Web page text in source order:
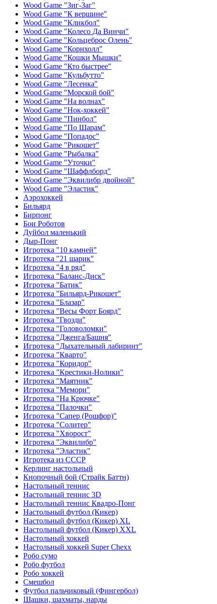
Wood Game "Зиг-Заг"
Wood Game "К вершине"
Wood Game "Кликбол"
Wood Game "Колесо Да Винчи"
Wood Game "Кольцеброс Олень"
Wood Game "Корнхолл"
Wood Game "Кошки Мышки"
Wood Game "Кто быстрее"
Wood Game "Кульбутто"
Wood Game "Лесенка"
Wood Game "Морской бой"
Wood Game "На волнах"
Wood Game "Нок-хоккей"
Wood Game "Пинбол"
Wood Game "По Шарам"
Wood Game "Попадос"
Wood Game "Рикошет"
Wood Game "Рыбалка"
Wood Game "Уточки"
Wood Game "Шаффлборд"
Wood Game "Эквилибр двойной"
Wood Game "Эластик"
Аэрохоккей
Бильярд
Бирпонг
Бои Роботов
Дуйбол маленький
Дыр-Понг
Игротека "10 камней"
Игротека "21 шарик"
Игротека "4 в ряд"
Игротека "Баланс-Диск"
Игротека "Батик"
Игротека "Бильярд-Рикошет"
Игротека "Блазар"
Игротека "Весы Форт Боярд"
Игротека "Гвозди"
Игротека "Головоломки"
Игротека "Дженга/Башня"
Игротека "Дыхательный лабиринт"
Игротека "Кварто"
Игротека "Коридор"
Игротека "Крестики-Нолики"
Игротека "Маятник"
Игротека "Мемори"
Игротека "На Крючке"
Игротека "Палочки"
Игротека "Сапер (Рошфор)"
Игротека "Солитер"
Игротека "Хворост"
Игротека "Эквилибр"
Игротека "Эластик"
Игротека из СССР
Керлинг настольный
Кнопочный бой (Страйк Баттн)
Настольный теннис
Настольный теннис 3D
Настольный теннис Квадро-Понг
Настольный футбол (Кикер)
Настольный футбол (Кикер) XL
Настольный футбол (Кикер) XXL
Настольный хоккей
Настольный хоккей Super Chexx
Робо сумо
Робо футбол
Робо хоккей
Смешбол
Футбол пальчиковый (Фингербол)
Шашки, шахматы, нарды